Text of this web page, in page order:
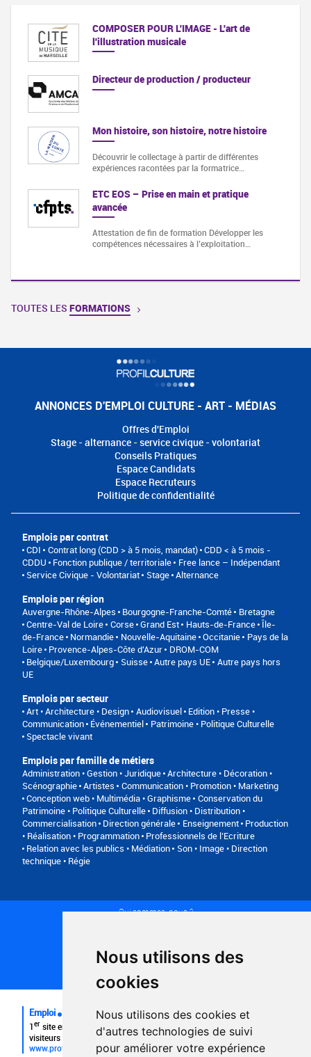
Nous utilisons des
cookies
Nous utilisons des cookies et
d'autres technologies de suivi
pour améliorer votre expérience
COMPOSER POUR L'IMAGE - L'art de
l'illustration musicale
Directeur de production / producteur
Mon histoire, son histoire, notre histoire
Découvrir le collectage à partir de différentes
expériences racontées par la formatrice…
ETC EOS – Prise en main et pratique
avancée
Attestation de fin de formation Développer les
compétences nécessaires à l’exploitation…
TOUTES LES FORMATIONS
ANNONCES D'EMPLOI CULTURE - ART - MÉDIAS
Offres d'Emploi
Stage - alternance - service civique - volontariat
Conseils Pratiques
Espace Candidats
Espace Recruteurs
Politique de confidentialité
Emplois par contrat
CDI Contrat long (CDD > à 5 mois, mandat) CDD < à 5 mois -
CDDU
Fonction publique / territoriale
Free lance – Indépendant
Service Civique - Volontariat
Stage Alternance
Emplois par région
Auvergne-Rhône-Alpes Bourgogne-Franche-Comté
Bretagne
Centre-Val de Loire Corse Grand Est Hauts-de-France Île-
de-France Normandie Nouvelle-Aquitaine Occitanie
Pays de la
Loire Provence-Alpes-Côte d'Azur
DROM-COM
Belgique/Luxembourg
Suisse Autre pays UE Autre pays hors
UE
Emplois par secteur
Art • Architecture • Design Audiovisuel Edition • Presse •
Communication Événementiel
Patrimoine • Politique Culturelle
Spectacle vivant
Emplois par famille de métiers
Administration • Gestion • Juridique Architecture • Décoration •
Scénographie Artistes
Communication • Promotion • Marketing
Conception web • Multimédia • Graphisme Conservation du
Patrimoine • Politique Culturelle Diffusion • Distribution •
Commercialisation Direction générale Enseignement Production
• Réalisation • Programmation Professionnels de l’Ecriture
Relation avec les publics • Médiation
Son • Image • Direction
technique • Régie
Qui sommes-nous ?
Plan du site
FAQ recruteurs
FAQ
Emploi
1er site emploi du secteur culturel 784.000 visites et 230.000
visiteurs uniques par mois.
www.profilculture.com